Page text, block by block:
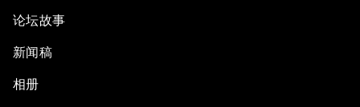
论坛故事
新闻稿
相册